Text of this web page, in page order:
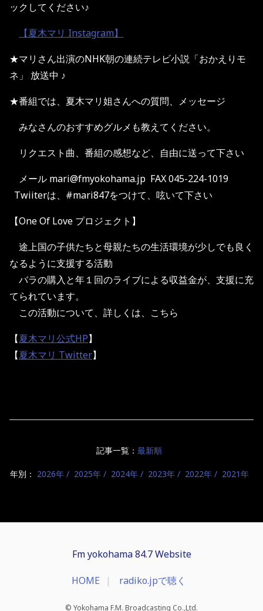
ックしてください♪
【夏木マリ Instagram】
★マリさん出演のNHK朝の連続テレビ小説「おかえりモ
ネ」 放送中 ♪
★番組では、夏木マリ姐さんへの質問、メッセージ
みなさんのおすすめグルメも教えてください。
リクエスト曲、番組の感想など、自由に送って下さい
メール mari@fmyokohama.jp FAX 045-224-1019
Twiiterは、#mari847をつけて、呟いて下さい
【One Of Love プロジェクト】
途上国の子供たちと母親たちの生活環境が少しでも良く
なるように支援する活動
バラの購入と年１回のライブによる収益金が、支援に充
てられています。
この活動について、詳しくは、こちら
【夏木マリ公式HP】
【夏木マリ Twitter】
記事一覧： 最新順
年別： 2026年 2025年 2024年 2023年 2022年 2021年
Fm yokohama 84.7 Website
HOME radiko.jpで聴く
© Yokohama F.M. Broadcasting Co.,Ltd.